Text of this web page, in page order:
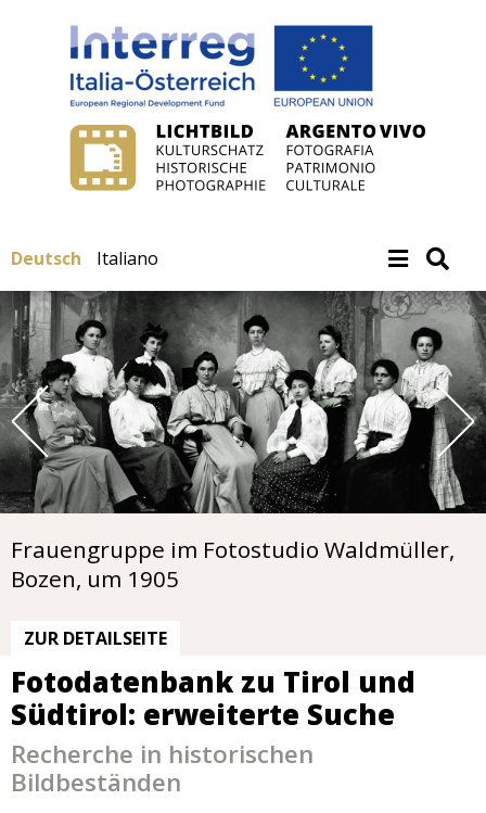
Deutsch Italiano
Frauengruppe im Fotostudio Waldmüller,
Bozen, um 1905
ZUR DETAILSEITE
Bau der Pustertalbahn – Lamprechtsburg-
Tunnel, 1871
ZUR DETAILSEITE
Lienz – Ansicht Johannesplatz mit
Mariensäule, um 1985
ZUR DETAILSEITE
Badegäste im Lido von Bozen, um 1935
Pordoijoch – Wagen mit militärischem
Nachschub, 1908
ZUR DETAILSEITE
Fotodatenbank zu Tirol und
Südtirol: erweiterte Suche
Recherche in historischen
Bildbeständen